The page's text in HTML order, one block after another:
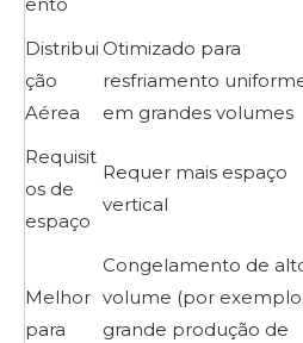
Distribui
ção
Aérea
Otimizado para
resfriamento
em grandes volumes
Requisit
os de
espaço
Requer mais espaço
vertical
Melhor
para
Congelamento de
volume (por
grande produção de